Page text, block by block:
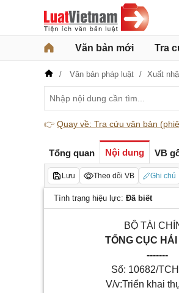
Văn bản mới Tra
Văn bản pháp luật Xuất
👉 Quay về: Tra cứu văn bản
Tổng quan Nội dung VB
Lưu Theo dõi VB Ghi chú
Tình trạng hiệu lực: Đã biết
BỘ TÀI
TỔNG CỤC HẢI
-------
Số: 10682/
V/v:Triển khai